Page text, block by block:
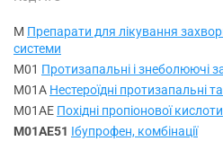
M Препарати для лікування
системи
M01 Протизапальні і знеболюючі
M01A Нестероїдні протизапальні
M01AE Похідні пропіонової кислоти
M01AE51 Ібупрофен, комбінації